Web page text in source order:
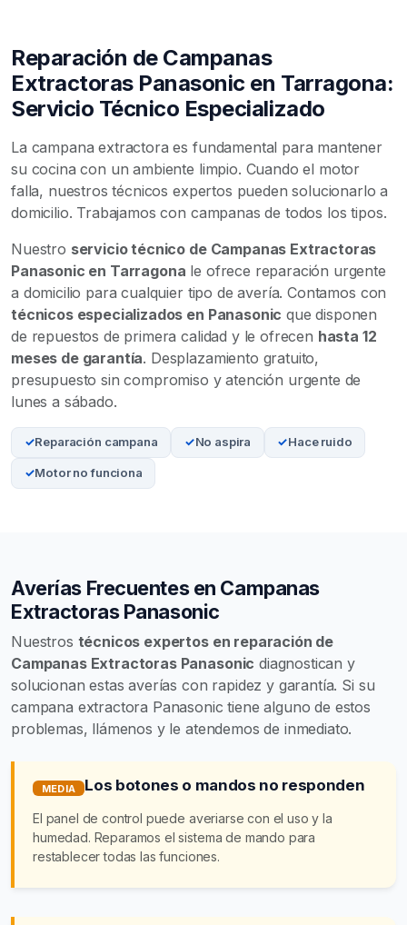
Reparación de Campanas
Extractoras Panasonic en Tarragona:
Servicio Técnico Especializado
La campana extractora es fundamental para mantener
su cocina con un ambiente limpio. Cuando el motor
falla, nuestros técnicos expertos pueden solucionarlo a
domicilio. Trabajamos con campanas de todos los tipos.
Nuestro servicio técnico de Campanas Extractoras
Panasonic en Tarragona le ofrece reparación urgente
a domicilio para cualquier tipo de avería. Contamos con
técnicos especializados en Panasonic que disponen
de repuestos de primera calidad y le ofrecen hasta 12
meses de garantía. Desplazamiento gratuito,
presupuesto sin compromiso y atención urgente de
lunes a sábado.
Reparación campana No aspira Hace ruido
Motor no funciona
Averías Frecuentes en Campanas
Extractoras Panasonic
Nuestros técnicos expertos en reparación de
Campanas Extractoras Panasonic diagnostican y
solucionan estas averías con rapidez y garantía. Si su
campana extractora Panasonic tiene alguno de estos
problemas, llámenos y le atendemos de inmediato.
MEDIA Los botones o mandos no responden
El panel de control puede averiarse con el uso y la
humedad. Reparamos el sistema de mando para
restablecer todas las funciones.